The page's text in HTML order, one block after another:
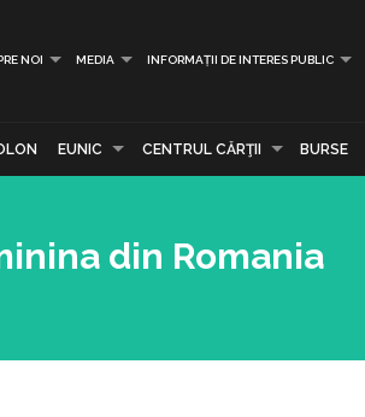
NOI MEDIA INFORMAȚII DE INTERES PUBLIC
EUNIC CENTRUL CĂRŢII BURSE
din Romania